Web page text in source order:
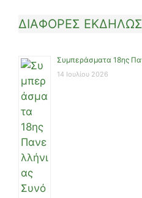
ΔΙΑΦΟΡΕΣ
Συμπεράσματα 18ης
14 Ιουλίου 2026